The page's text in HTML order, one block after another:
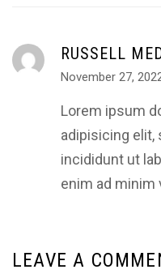
RUSSELL
November 27,
Lorem ipsum
adipisicing elit,
incididunt ut
enim ad minim
LEAVE A